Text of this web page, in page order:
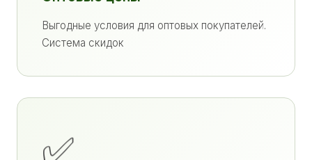
Выгодные условия для оптовых покупателей.
Система скидок